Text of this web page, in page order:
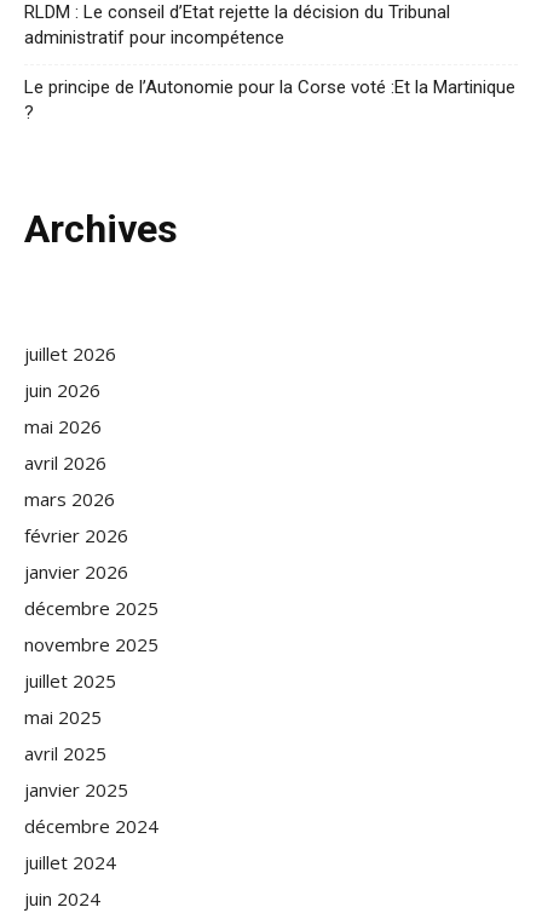
RLDM : Le conseil d’Etat rejette la décision du Tribunal
administratif pour incompétence
Le principe de l’Autonomie pour la Corse voté :Et la Martinique
?
Archives
juillet 2026
juin 2026
mai 2026
avril 2026
mars 2026
février 2026
janvier 2026
décembre 2025
novembre 2025
juillet 2025
mai 2025
avril 2025
janvier 2025
décembre 2024
juillet 2024
juin 2024